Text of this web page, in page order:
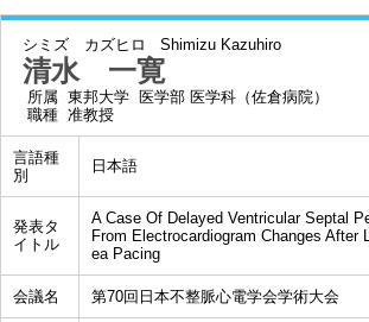
シミズ カズヒロ Shimizu Kazuhiro
清水 一寛
所属 東邦大学 医学部 医学科（佐倉病院）
職種 准教授
言語種
別
日本語
発表タ
イトル
A Case Of Delayed Ventricular Septal
From Electrocardiogram Changes After
ea Pacing
会議名 第70回日本不整脈心電学会学術大会